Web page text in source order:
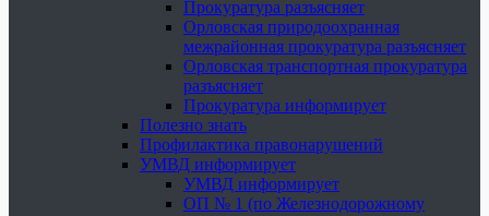
Прокуратура разъясняет
Орловская природоохранная
межрайонная прокуратура разъясняет
Орловская транспортная прокуратура
разъясняет
Прокуратура информирует
Полезно знать
Профилактика правонарушений
УМВД информирует
УМВД информирует
ОП № 1 (по Железнодорожному